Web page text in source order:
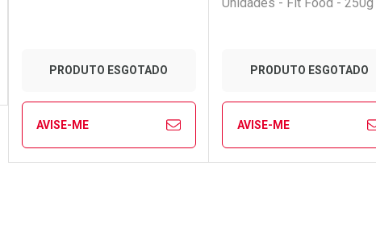
PRODUTO ESGOTADO
AVISE-ME
PRODUTO ESGOTADO
AVISE-ME